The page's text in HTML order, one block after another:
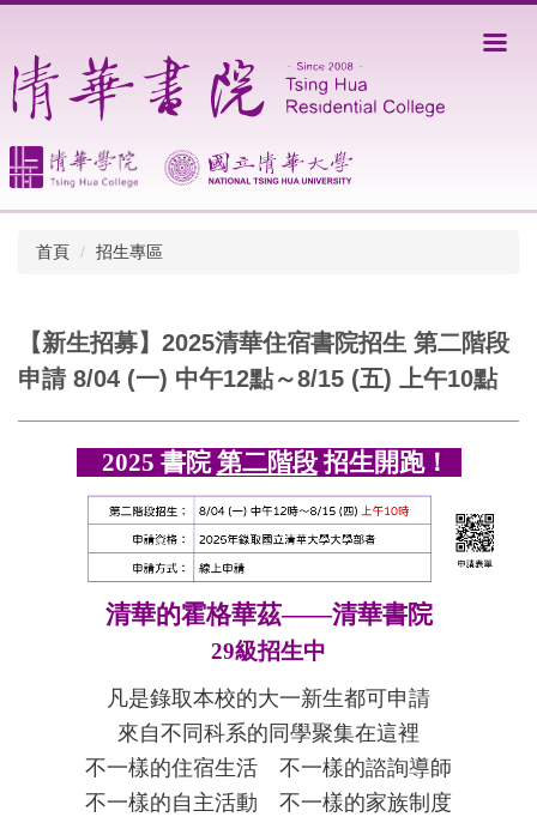
主
要
內
容
區
首頁 招生專區
【新生招募】2025清華住宿書院招生 第二階段
申請 8/04 (一) 中午12點～8/15 (五) 上午10點
2025 書院第二階段招生開跑！
清華的霍格華茲——清華書院
29級招生中
凡是錄取本校的大一新生都可申請
來自不同科系的同學聚集在這裡
不一樣的住宿生活 不一樣的諮詢導師
不一樣的自主活動 不一樣的家族制度